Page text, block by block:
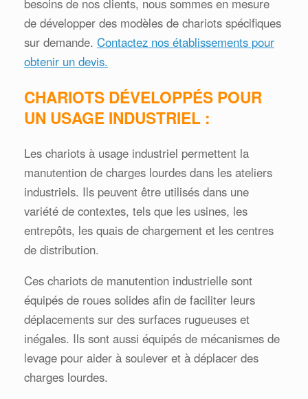
besoins de nos clients, nous sommes en mesure
de développer des modèles de chariots spécifiques
sur demande. Contactez nos établissements pour
obtenir un devis.
CHARIOTS DÉVELOPPÉS POUR
UN USAGE INDUSTRIEL :
Les chariots à usage industriel permettent la
manutention de charges lourdes dans les ateliers
industriels. Ils peuvent être utilisés dans une
variété de contextes, tels que les usines, les
entrepôts, les quais de chargement et les centres
de distribution.
Ces chariots de manutention industrielle sont
équipés de roues solides afin de faciliter leurs
déplacements sur des surfaces rugueuses et
inégales. Ils sont aussi équipés de mécanismes de
levage pour aider à soulever et à déplacer des
charges lourdes.